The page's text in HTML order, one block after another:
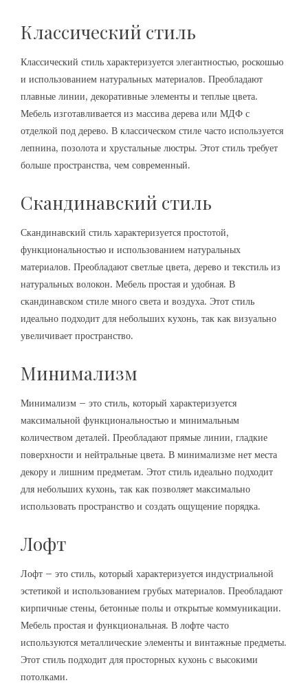
Классический стиль
Классический стиль характеризуется элегантностью, роскошью
и использованием натуральных материалов. Преобладают
плавные линии, декоративные элементы и теплые цвета.
Мебель изготавливается из массива дерева или МДФ с
отделкой под дерево. В классическом стиле часто используется
лепнина, позолота и хрустальные люстры. Этот стиль требует
больше пространства, чем современный.
Скандинавский стиль
Скандинавский стиль характеризуется простотой,
функциональностью и использованием натуральных
материалов. Преобладают светлые цвета, дерево и текстиль из
натуральных волокон. Мебель простая и удобная. В
скандинавском стиле много света и воздуха. Этот стиль
идеально подходит для небольших кухонь, так как визуально
увеличивает пространство.
Минимализм
Минимализм – это стиль, который характеризуется
максимальной функциональностью и минимальным
количеством деталей. Преобладают прямые линии, гладкие
поверхности и нейтральные цвета. В минимализме нет места
декору и лишним предметам. Этот стиль идеально подходит
для небольших кухонь, так как позволяет максимально
использовать пространство и создать ощущение порядка.
Лофт
Лофт – это стиль, который характеризуется индустриальной
эстетикой и использованием грубых материалов. Преобладают
кирпичные стены, бетонные полы и открытые коммуникации.
Мебель простая и функциональная. В лофте часто
используются металлические элементы и винтажные предметы.
Этот стиль подходит для просторных кухонь с высокими
потолками.